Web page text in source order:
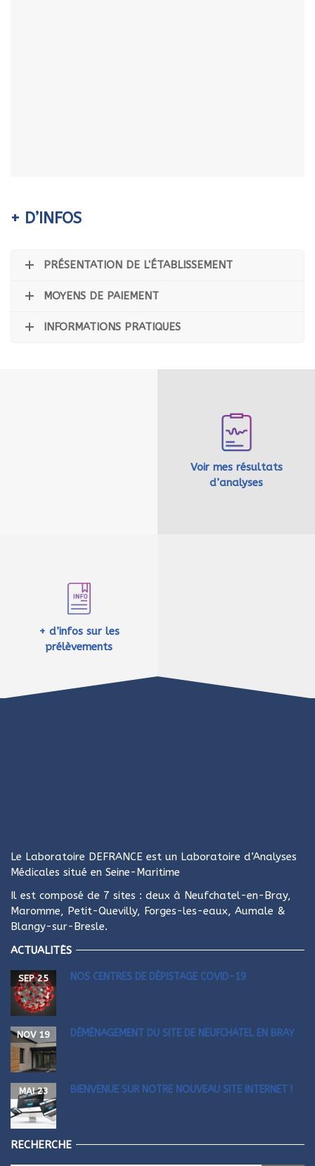
+ D’INFOS
PRÉSENTATION DE L'ÉTABLISSEMENT
MOYENS DE PAIEMENT
INFORMATIONS PRATIQUES
Voir mes résultats
d’analyses
+ d’infos sur les
prélèvements
Le Laboratoire DEFRANCE est un Laboratoire d’Analyses
Médicales situé en Seine-Maritime
Il est composé de 7 sites : deux à Neufchatel-en-Bray,
Maromme, Petit-Quevilly, Forges-les-eaux, Aumale &
Blangy-sur-Bresle.
ACTUALITÉS
NOS CENTRES DE DÉPISTAGE COVID-19
SEP 25
DÉMÉNAGEMENT DU SITE DE NEUFCHATEL EN BRAY
NOV 19
BIENVENUE SUR NOTRE NOUVEAU SITE INTERNET !
MAI 23
RECHERCHE